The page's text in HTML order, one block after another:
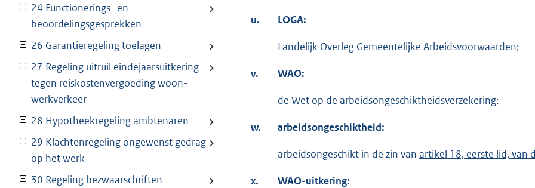
24 Functionerings- en
beoordelingsgesprekken
26 Garantieregeling toelagen
27 Regeling uitruil eindejaarsuitkering
tegen reiskostenvergoeding woon-
werkverkeer
28 Hypotheekregeling ambtenaren
29 Klachtenregeling ongewenst gedrag
op het werk
30 Regeling bezwaarschriften
u. LOGA:
Landelijk Overleg Gemeentelijke Arbeidsvoorwaarden;
v. WAO:
de Wet op de arbeidsongeschiktheidsverzekering;
w. arbeidsongeschiktheid:
arbeidsongeschikt in de zin van artikel 18, eerste lid, van
x. WAO-uitkering: